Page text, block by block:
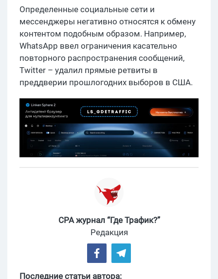
Определенные социальные сети и
мессенджеры негативно относятся к обмену
контентом подобным образом. Например,
WhatsApp ввел ограничения касательно
повторного распространения сообщений,
Twitter – удалил прямые ретвиты в
преддверии прошлогодних выборов в США.
CPA журнал “Где Трафик?”
Редакция
Последние статьи автора: